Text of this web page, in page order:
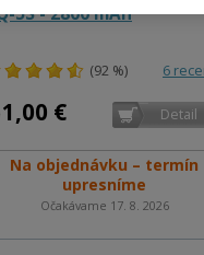
5S - 2800 mAh
(92 %) 6
€
Na objednávku – termín
upresníme
Očakávame 17. 8. 2026